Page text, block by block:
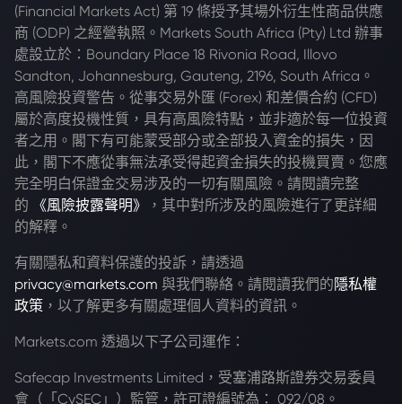
(Financial Markets Act) 第 19 條授予其場外衍生性商品供應
商 (ODP) 之經營執照。Markets South Africa (Pty) Ltd 辦事
處設立於：Boundary Place 18 Rivonia Road, Illovo
Sandton, Johannesburg, Gauteng, 2196, South Africa。
高風險投資警告。從事交易外匯 (Forex) 和差價合約 (CFD)
屬於高度投機性質，具有高風險特點，並非適於每一位投資
者之用。閣下有可能蒙受部分或全部投入資金的損失，因
此，閣下不應從事無法承受得起資金損失的投機買賣。您應
完全明白保證金交易涉及的一切有關風險。請閱讀完整
的
《風險披露聲明》
，其中對所涉及的風險進行了更詳細
的解釋。
有關隱私和資料保護的投訴，請透過
privacy@markets.com 與我們聯絡。請閱讀我們的 隱私權
政策 ，以了解更多有關處理個人資料的資訊。
Markets.com 透過以下子公司運作：
Safecap Investments Limited，受塞浦路斯證券交易委員
會（「CySEC」）監管，許可證編號為： 092/08。